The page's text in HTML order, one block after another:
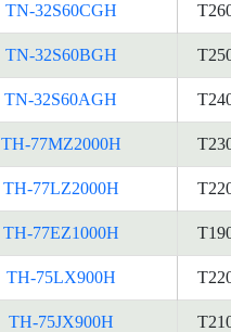
TN-32S60CGH
TN-32S60BGH
TN-32S60AGH
TH-77MZ2000H
TH-77LZ2000H
TH-77EZ1000H
TH-75LX900H
TH-75JX900H